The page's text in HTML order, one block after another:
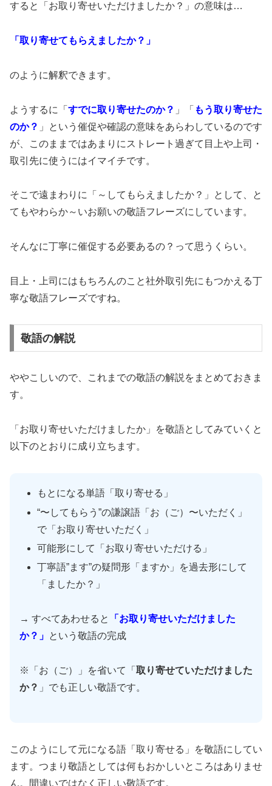
すると「お取り寄せいただけましたか？」の意味は…
「取り寄せてもらえましたか？」
のように解釈できます。
ようするに「 すでに取り寄せたのか？ 」「 もう取り寄せた
のか？ 」という催促や確認の意味をあらわしているのです
が、このままではあまりにストレート過ぎて目上や上司・
取引先に使うにはイマイチです。
そこで遠まわりに「～してもらえましたか？」として、と
てもやわらか～いお願いの敬語フレーズにしています。
そんなに丁寧に催促する必要あるの？って思うくらい。
目上・上司にはもちろんのこと社外取引先にもつかえる丁
寧な敬語フレーズですね。
敬語の解説
ややこしいので、これまでの敬語の解説をまとめておきま
す。
「お取り寄せいただけましたか」を敬語としてみていくと
以下のとおりに成り立ちます。
もとになる単語「取り寄せる」
“〜してもらう”の謙譲語「お（ご）〜いただく」
で「お取り寄せいただく」
可能形にして「お取り寄せいただける」
丁寧語”ます”の疑問形「ますか」を過去形にして
「ましたか？」
→ すべてあわせると
「お取り寄せいただけました
か？」 という敬語の完成
※「お（ご）」を省いて「 取り寄せていただけました
か？ 」でも正しい敬語です。
このようにして元になる語「取り寄せる」を敬語にしてい
ます。つまり敬語としては何もおかしいところはありませ
ん。間違いではなく正しい敬語です。